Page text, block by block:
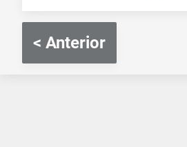
< Anterior